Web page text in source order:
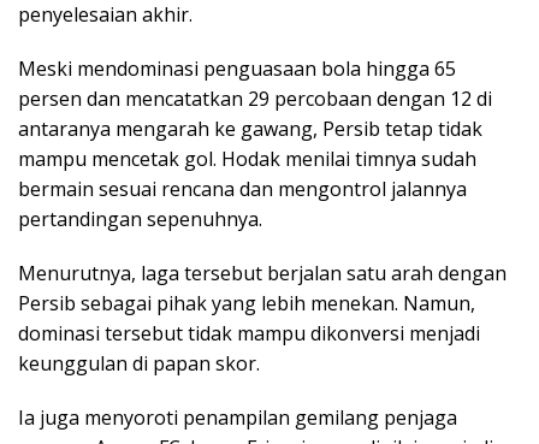
penyelesaian akhir.
Meski mendominasi penguasaan bola hingga 65
persen dan mencatatkan 29 percobaan dengan 12 di
antaranya mengarah ke gawang, Persib tetap tidak
mampu mencetak gol. Hodak menilai timnya sudah
bermain sesuai rencana dan mengontrol jalannya
pertandingan sepenuhnya.
Menurutnya, laga tersebut berjalan satu arah dengan
Persib sebagai pihak yang lebih menekan. Namun,
dominasi tersebut tidak mampu dikonversi menjadi
keunggulan di papan skor.
Ia juga menyoroti penampilan gemilang penjaga